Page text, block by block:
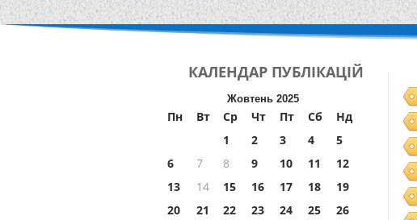
КАЛЕНДАР ПУБЛІКАЦІЙ
Жовтень 2025
Пн Вт Ср Чт Пт Сб
Нд
1
2 3 4
5
6
7 8 9 10 11
12
13
14 15 16 17 18
19
20
21 22 23 24 25 26